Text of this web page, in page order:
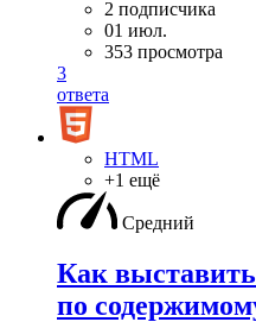
2 подписчика
01 июл.
353 просмотра
3
ответа
HTML
+1 ещё
Средний
Как
по